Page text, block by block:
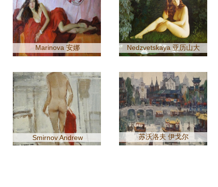
Marinova 安娜 Nedzvetskaya 亚历山大
Smirnov Andrew 苏沃洛夫 伊戈尔